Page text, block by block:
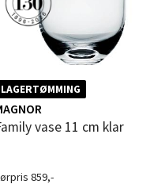
LAGERTØMMING
Family vase 11 cm klar
859,-
0 i butikk
Åpent i